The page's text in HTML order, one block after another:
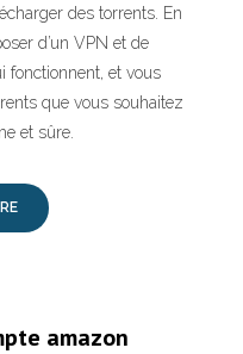
des torrents. En
d’un VPN et de
fonctionnent, et vous
que vous souhaitez
et sûre.
amazon